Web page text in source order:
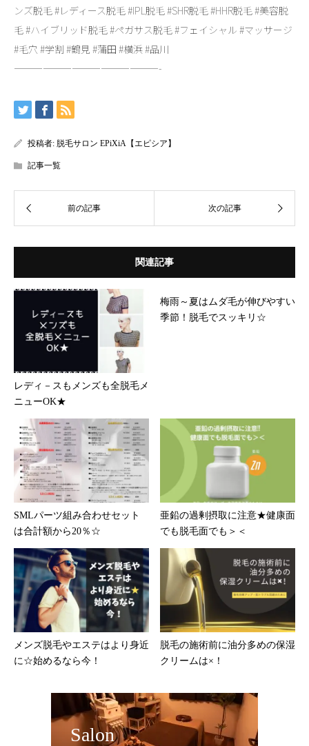
ンズ脱毛 #レディース脱毛 #IPL脱毛 #SHR脱毛 #HHR脱毛 #美容脱
毛 #ハイブリッド脱毛 #ペガサス脱毛 #フェイシャル #マッサージ
#毛穴 #学割 #鶴見 #蒲田 #横浜 #品川
———————————————-
投稿者: 脱毛サロン EPiXiA【エピシア】
記事一覧
関連記事
レディ－スもメンズも全脱毛メ
ニューOK★
梅雨～夏はムダ毛が伸びやすい
季節！脱毛でスッキリ☆
SMLパーツ組み合わせセット
は合計額から20％☆
亜鉛の過剰摂取に注意★健康面
でも脱毛面でも＞＜
メンズ脱毛やエステはより身近
に☆始めるなら今！
脱毛の施術前に油分多めの保湿
クリームは×！
Salon